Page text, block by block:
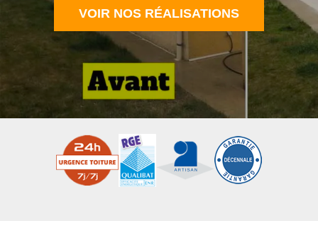
VOIR NOS RÉALISATIONS